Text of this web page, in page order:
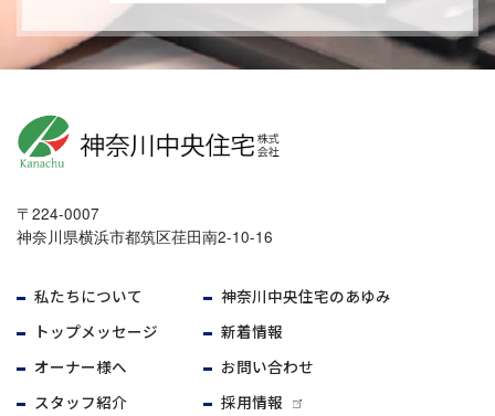
〒224-0007
神奈川県横浜市都筑区荏田南2-10-16
私たちについて
トップメッセージ
オーナー様へ
スタッフ紹介
神奈川中央住宅のあゆみ
新着情報
お問い合わせ
採用情報